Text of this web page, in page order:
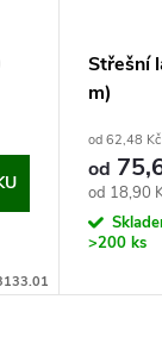
Střešní
m)
od 62,48
od
Měrná
cena:
od 18,90
>200 ks